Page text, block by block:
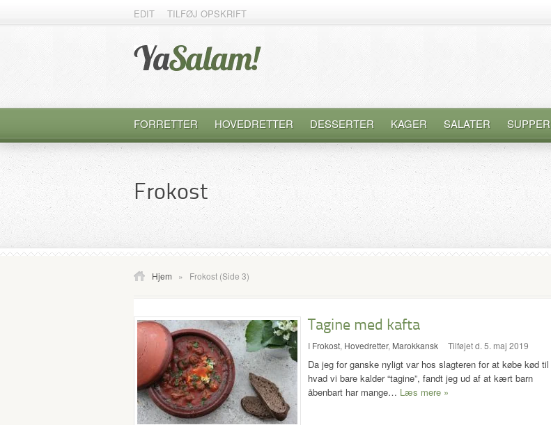
EDIT TILFØJ OPSKRIFT
FORRETTER HOVEDRETTER DESSERTER KAGER SALATER SUPPER
Frokost
Hjem » Frokost (Side 3)
Tagine med kafta
I Frokost, Hovedretter, Marokkansk Tilføjet d. 5. maj 2019
Da jeg for ganske nyligt var hos slagteren for at købe kød til
hvad vi bare kalder “tagine”, fandt jeg ud af at kært barn
åbenbart har mange… Læs mere »